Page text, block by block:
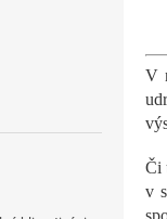
V
Či
v